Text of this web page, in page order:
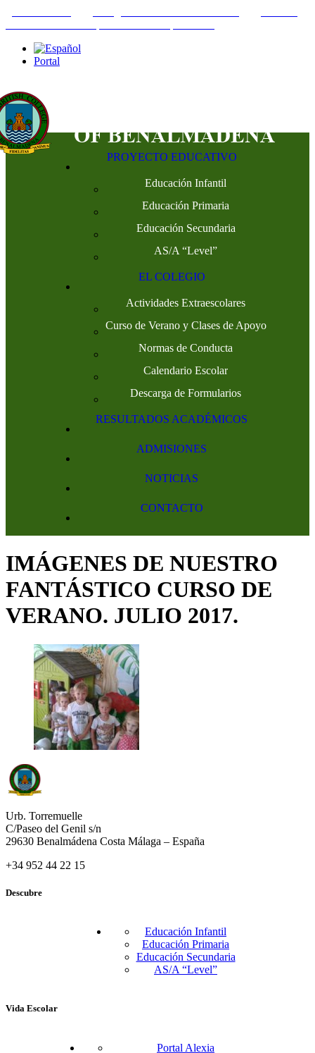
Portal
PROYECTO EDUCATIVO
Educación Infantil
Educación Primaria
Educación Secundaria
AS/A “Level”
EL COLEGIO
Actividades Extraescolares
Curso de Verano y Clases de Apoyo
Normas de Conducta
Calendario Escolar
Descarga de Formularios
RESULTADOS ACADÉMICOS
ADMISIONES
NOTICIAS
CONTACTO
IMÁGENES DE NUESTRO
FANTÁSTICO CURSO DE
VERANO. JULIO 2017.
Urb. Torremuelle
C/Paseo del Genil s/n
29630 Benalmádena Costa Málaga – España
+34 952 44 22 15
Descubre
Educación Infantil
Educación Primaria
Educación Secundaria
AS/A “Level”
Vida Escolar
Portal Alexia